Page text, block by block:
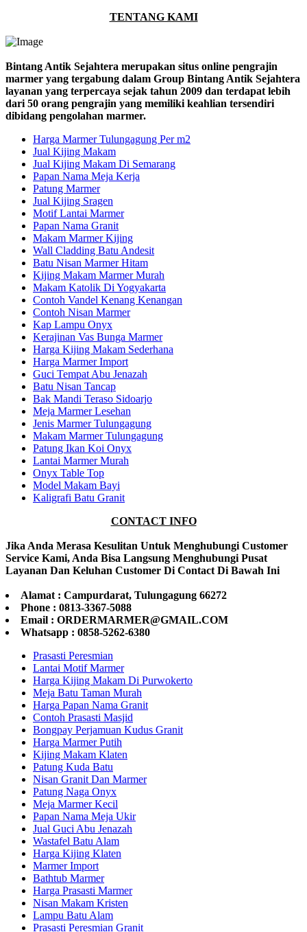
TENTANG KAMI
Bintang Antik Sejahtera merupakan situs online pengrajin
marmer yang tergabung dalam Group Bintang Antik Sejahtera
layanan yang terpercaya sejak tahun 2009 dan terdapat lebih
dari 50 orang pengrajin yang memiliki keahlian tersendiri
dibidang pengolahan marmer.
Harga Marmer Tulungagung Per m2
Jual Kijing Makam
Jual Kijing Makam Di Semarang
Papan Nama Meja Kerja
Patung Marmer
Jual Kijing Sragen
Motif Lantai Marmer
Papan Nama Granit
Makam Marmer Kijing
Wall Cladding Batu Andesit
Batu Nisan Marmer Hitam
Kijing Makam Marmer Murah
Makam Katolik Di Yogyakarta
Contoh Vandel Kenang Kenangan
Contoh Nisan Marmer
Kap Lampu Onyx
Kerajinan Vas Bunga Marmer
Harga Kijing Makam Sederhana
Harga Marmer Import
Guci Tempat Abu Jenazah
Batu Nisan Tancap
Bak Mandi Teraso Sidoarjo
Meja Marmer Lesehan
Jenis Marmer Tulungagung
Makam Marmer Tulungagung
Patung Ikan Koi Onyx
Lantai Marmer Murah
Onyx Table Top
Model Makam Bayi
Kaligrafi Batu Granit
CONTACT INFO
Jika Anda Merasa Kesulitan Untuk Menghubungi Customer
Service Kami, Anda Bisa Langsung Menghubungi Pusat
Layanan Dan Keluhan Customer Di Contact Di Bawah Ini
Alamat : Campurdarat, Tulungagung 66272
Phone : 0813-3367-5088
Email : ORDERMARMER@GMAIL.COM
Whatsapp : 0858-5262-6380
Prasasti Peresmian
Lantai Motif Marmer
Harga Kijing Makam Di Purwokerto
Meja Batu Taman Murah
Harga Papan Nama Granit
Contoh Prasasti Masjid
Bongpay Perjamuan Kudus Granit
Harga Marmer Putih
Kijing Makam Klaten
Patung Kuda Batu
Nisan Granit Dan Marmer
Patung Naga Onyx
Meja Marmer Kecil
Papan Nama Meja Ukir
Jual Guci Abu Jenazah
Wastafel Batu Alam
Harga Kijing Klaten
Marmer Import
Bathtub Marmer
Harga Prasasti Marmer
Nisan Makam Kristen
Lampu Batu Alam
Prasasti Peresmian Granit